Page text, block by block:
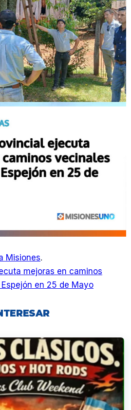
Misiones.
mejoras en caminos
en 25 de Mayo